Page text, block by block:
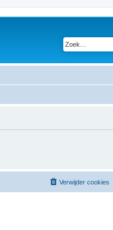
Verwijder cookies